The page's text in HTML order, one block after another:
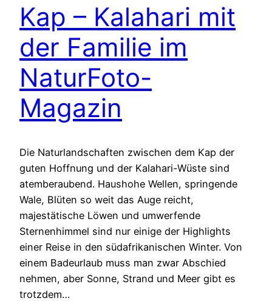
Kap – Kalahari mit
der Familie im
NaturFoto-
Magazin
Die Naturlandschaften zwischen dem Kap der
guten Hoffnung und der Kalahari-Wüste sind
atemberaubend. Haushohe Wellen, springende
Wale, Blüten so weit das Auge reicht,
majestätische Löwen und umwerfende
Sternenhimmel sind nur einige der Highlights
einer Reise in den südafrikanischen Winter. Von
einem Badeurlaub muss man zwar Abschied
nehmen, aber Sonne, Strand und Meer gibt es
trotzdem…